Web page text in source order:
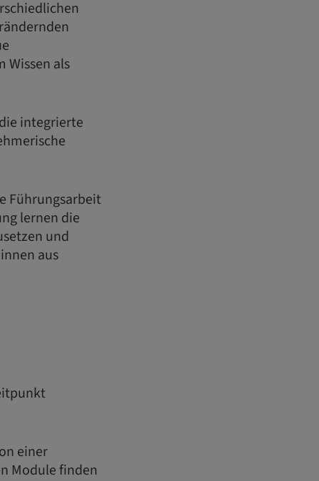
als
integrierte
Führungsarbeit
lernen die
und
aus
einer
Module finden